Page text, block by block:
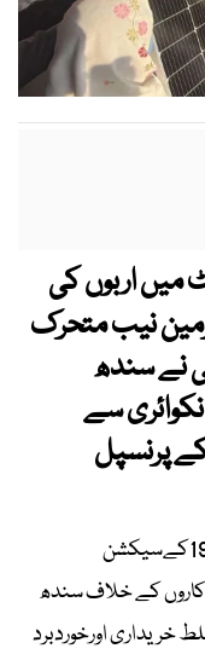
میں اربوں کی
نیب متحرک
نے سندھ
سے
پرنسپل
خط کےمطابق قومی احتساب آرڈیننس 1999کےسیکشن
کے خلاف سندھ
خریداری اورخوردبرد